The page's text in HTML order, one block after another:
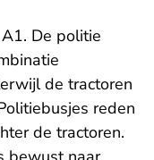
De politie
de tractoren
reden
de tractoren.